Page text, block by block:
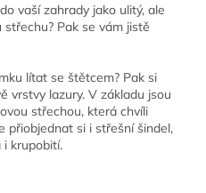
vaší zahrady jako ulitý, ale
Pak se vám jistě
lítat se štětcem? Pak si
vrstvy lazury. V základu jsou
střechou, která chvíli
přiobjednat si i střešní šindel,
krupobití.